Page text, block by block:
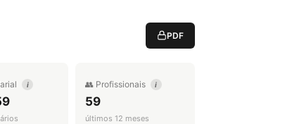
PDF
i 👥 Profissionais i
59
últimos 12 meses